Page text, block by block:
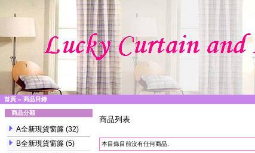
首頁 » 商品目錄
商品分類
A全新現貨窗簾 (32)
B全新現貨窗簾 (5)
商品列表
本目錄目前沒有任何商品.